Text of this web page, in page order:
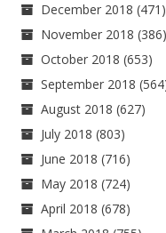
December 2018 (471)
November 2018 (386)
October 2018 (653)
September 2018
August 2018 (627)
July 2018 (803)
June 2018 (716)
May 2018 (724)
April 2018 (678)